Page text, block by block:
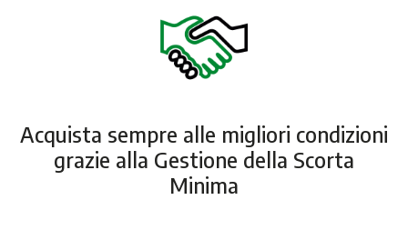
Acquista sempre alle migliori condizioni
grazie alla Gestione della Scorta
Minima